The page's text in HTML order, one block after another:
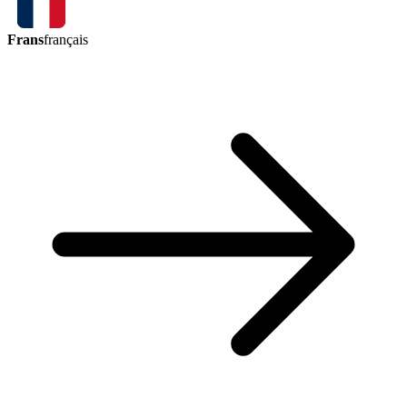
Fransfrançais